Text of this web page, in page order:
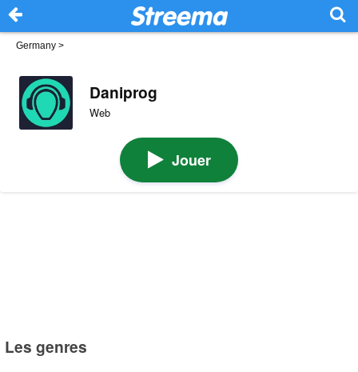
Germany >
Daniprog
Web
Jouer
Les genres